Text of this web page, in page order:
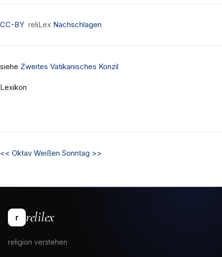
CC-BY reliLex Nachschlagen
siehe Zweites Vatikanisches Konzil
Lexikon
<< Oktav Weißen Sonntag >>
r relilex
religion verstehen